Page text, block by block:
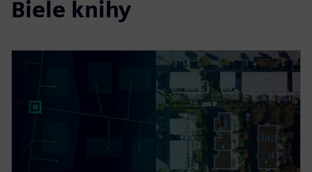
Biele knihy